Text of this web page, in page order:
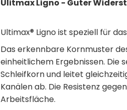
Ulitmax Ligno - Guter
Ultimax® Ligno ist speziell für
Das erkennbare Kornmuster
einheitlichem Ergebnissen.
Schleifkorn und leitet
Kanälen ab. Die Resistenz
Arbeitsfläche.